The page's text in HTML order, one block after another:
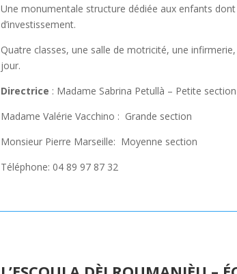
Une monumentale structure dédiée aux enfants dont
d’investissement.
Quatre classes, une salle de motricité, une
jour.
Directrice : Madame Sabrina Petullà – Petite section
Madame Valérie Vacchino : Grande section
Monsieur Pierre Marseille: Moyenne section
Téléphone: 04 89 97 87 32